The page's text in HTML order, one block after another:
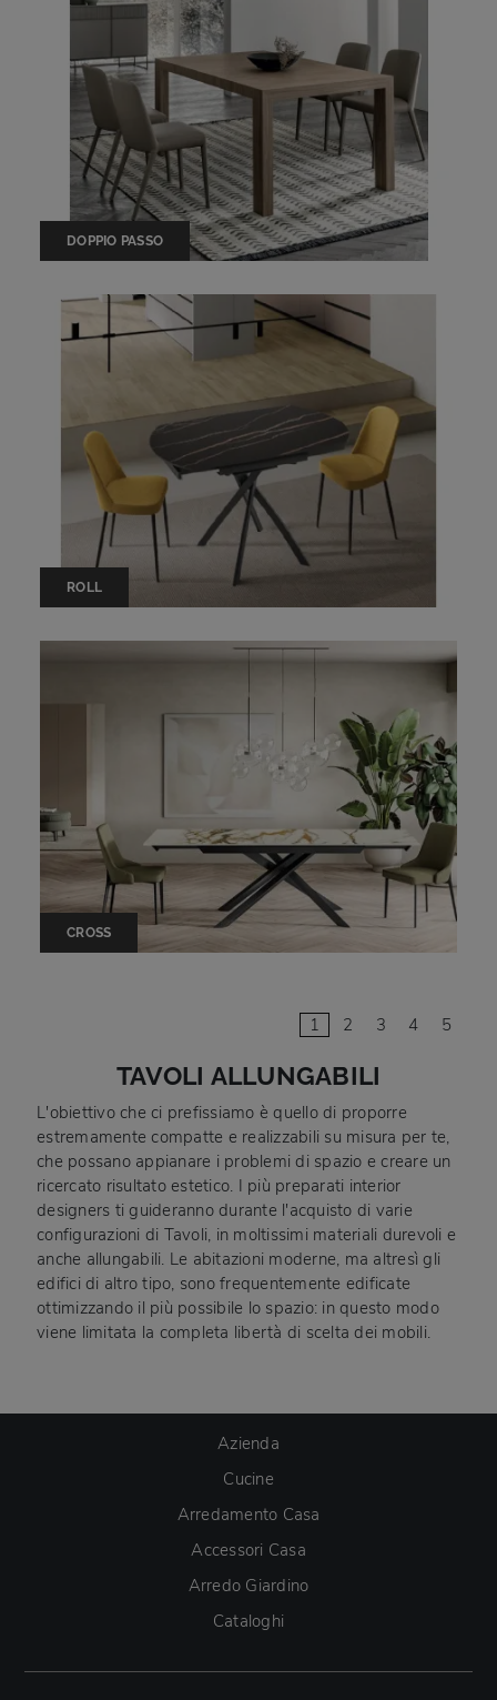
DOPPIO PASSO
ROLL
CROSS
1 2 3 4 5
TAVOLI ALLUNGABILI
L'obiettivo che ci prefissiamo è quello di proporre
estremamente compatte e realizzabili su misura per te,
che possano appianare i problemi di spazio e creare un
ricercato risultato estetico. I più preparati interior
designers ti guideranno durante l'acquisto di varie
configurazioni di Tavoli, in moltissimi materiali durevoli e
anche allungabili. Le abitazioni moderne, ma altresì gli
edifici di altro tipo, sono frequentemente edificate
ottimizzando il più possibile lo spazio: in questo modo
viene limitata la completa libertà di scelta dei mobili.
Azienda
Cucine
Arredamento Casa
Accessori Casa
Arredo Giardino
Cataloghi